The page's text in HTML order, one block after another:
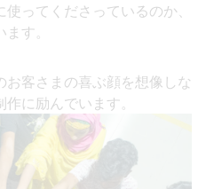
ってくださっているのか、
す。
客さまの喜ぶ顔を想像しな
に励んでいます。